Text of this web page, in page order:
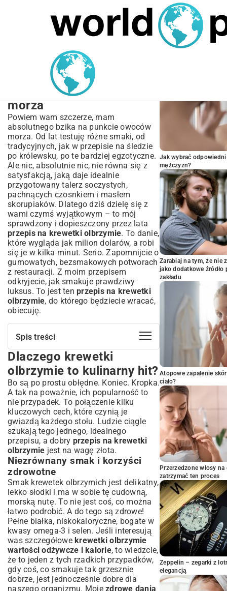
MARIUSZ ŁAMAGA 04.10.2025
Przepis na krewetki
olbrzymie – idealny i
prosty sposób na owoce
morza
Powiem wam szczerze, mam
absolutnego bzika na punkcie owoców
morza. Od lat testuję różne smaki, od
tradycyjnych, jak w przepisie naśledzie
po królewsku, po te bardziej egzotyczne.
Ale nic, absolutnie nic, nie równa się z
satysfakcją, jaką daje idealnie
przygotowany talerz soczystych,
pachnących czosnkiem i masłem
skorupiaków. Dlatego dziś dzielę się z
wami czymś wyjątkowym – to mój
sprawdzony i dopieszczony przez lata
przepis na krewetki olbrzymie. To danie,
które wygląda jak milion dolarów, a robi
się je w kilka minut. Serio. Zapomnijcie o
gumowatych, bezsmakowych potworach
z restauracji. Z moim przepisem
odkryjecie, jak smakuje prawdziwy
luksus. To jest ten przepis na krewetki
olbrzymie, do którego będziecie wracać,
obiecuję.
Spis treści
Dlaczego krewetki olbrzymie to kulinarny
hit?
Niezrównany smak i korzyści zdrowotne
Prostota przygotowania – zaskocz swoich
gości
Jak wybrać idealne krewetki olbrzymie
do Twojego dania?
Świeże kontra mrożone – na co zwrócić
uwagę
Rozmiar ma znaczenie – wybór
odpowiednich krewetek
Przepis na krewetki olbrzymie z
czosnkiem i masłem – klasyka, która
zachwyca
Niezbędne składniki do przygotowania
Krok po kroku – perfekcyjne krewetki na
patelni
Sekrety mistrza kuchni – porady i triki
Kreatywne wariacje – inne pomysły na
krewetki olbrzymie
Egzotyczne krewetki z nutą imbiru i
kolendry
Dlaczego krewetki
olbrzymie to kulinarny hit?
Bo są po prostu obłędne. Koniec. Kropka.
A tak na poważnie, ich popularność to
nie przypadek. To połączenie kilku
kluczowych cech, które czynią je
gwiazdą każdego stołu. Ludzie ciągle
szukają tego jednego, idealnego
przepisu, a dobry przepis na krewetki
olbrzymie jest na wagę złota.
Niezrównany smak i korzyści
zdrowotne
Smak krewetek olbrzymich jest delikatny,
lekko słodki i ma w sobie tę cudowną,
morską nutę. To nie jest coś, co można
łatwo podrobić. A do tego są zdrowe!
Pełne białka, niskokaloryczne, bogate w
kwasy omega-3 i selen. Jeśli interesują
was szczegółowe krewetki olbrzymie
wartości odżywcze i kalorie, to wiedzcie,
że to jeden z tych rzadkich przypadków,
gdy coś, co smakuje tak grzesznie
dobrze, jest jednocześnie dobre dla
naszego organizmu. Moje zdrowe dania
Jak wybrać
mężczyzn?
Zarabiaj na tym, że nie
jako dodatkowe
zakładu
Atopowe zapalenie
ciało?
Przerzedzone włosy
zatrzymać ten proces
Zeppelin – zegarki z
elegancją